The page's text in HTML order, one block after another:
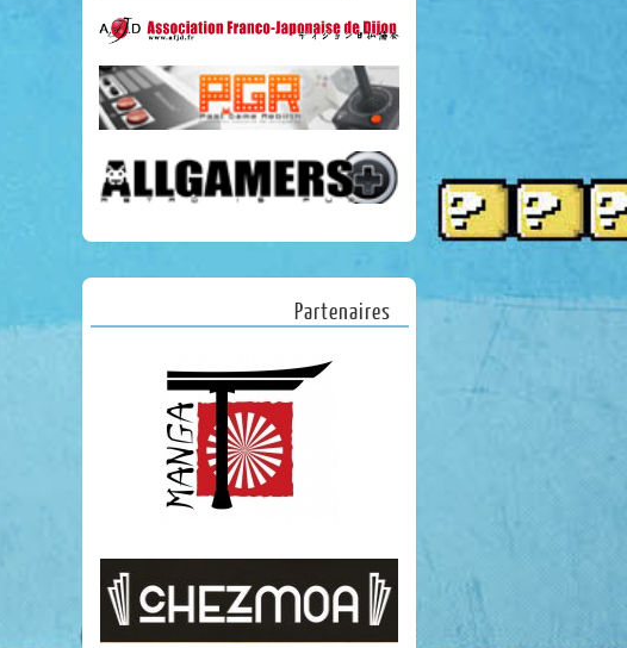
Partenaires